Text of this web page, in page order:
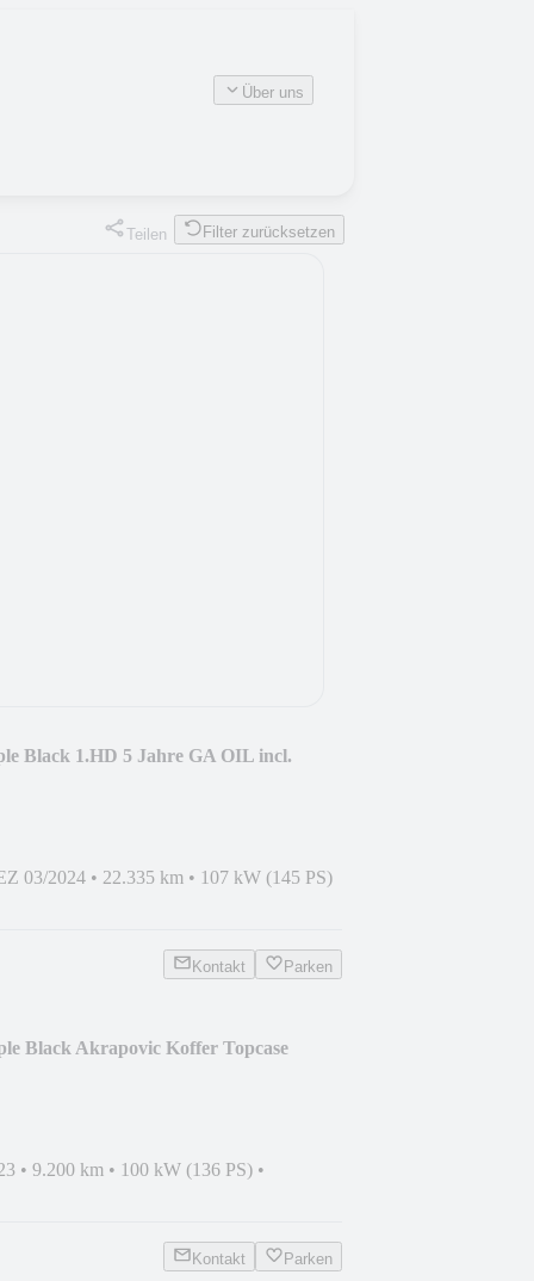
Über uns
Teilen Filter zurücksetzen
Black 1.HD 5 Jahre GA OIL incl.
03/2024 • 22.335 km • 107 kW (145 PS)
Kontakt Parken
Black Akrapovic Koffer Topcase
• 9.200 km • 100 kW (136 PS) •
Kontakt Parken